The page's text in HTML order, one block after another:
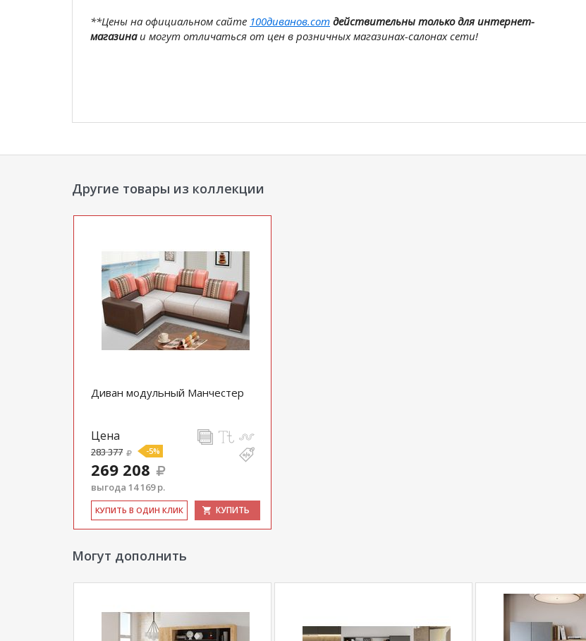
**Цены на официальном сайте 100диванов.com действительны только для интернет-
магазинаи могут отличаться от цен в розничных магазинах-салонах сети!
Другие товары из коллекции
Диван модульный Манчестер
Цена
283 377 -5%
269 208
выгода 14 169 р.
КУ­ПИТЬ В ОДИН КЛИК КУПИТЬ
Могут дополнить